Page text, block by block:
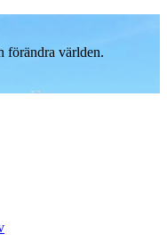
förändra världen.